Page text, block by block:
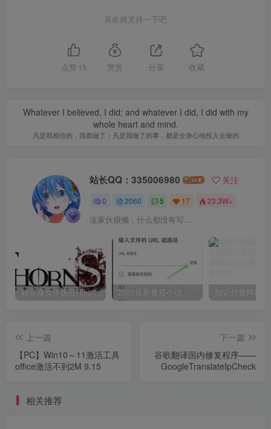
喜欢就支持一下吧
点赞 15 赞赏 分享 收藏
Whatever I believed, I did; and whatever I did, I did with my
whole heart and mind.
凡是我相信的，我都做了；凡是我做了的事，都是全身心地投入去做的
站长QQ：335006980 关注
0 2060 5 17 23.3W+
这家伙很懒，什么都没有写...
棘罪修女伊妮莎(ThornSin) ver0.11 官方中文版 ACT游戏&神作 2.1G 2023最新番茄小说，番茄畅听app破解vip免广告无广告安卓版使用教程
上一篇
【PC】Win10～11激活工具
office激活不到2M 9.15
下一篇
谷歌翻译国内修复程序——
GoogleTranslateIpCheck
相关推荐